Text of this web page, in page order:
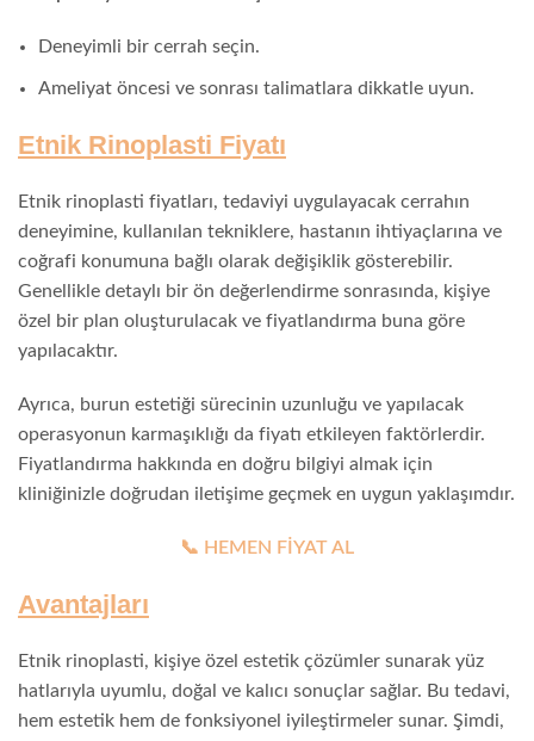
Deneyimli bir cerrah seçin.
Ameliyat öncesi ve sonrası talimatlara dikkatle uyun.
Etnik Rinoplasti Fiyatı
Etnik rinoplasti fiyatları, tedaviyi uygulayacak cerrahın
deneyimine, kullanılan tekniklere, hastanın ihtiyaçlarına ve
coğrafi konumuna bağlı olarak değişiklik gösterebilir.
Genellikle detaylı bir ön değerlendirme sonrasında, kişiye
özel bir plan oluşturulacak ve fiyatlandırma buna göre
yapılacaktır.
Ayrıca, burun estetiği sürecinin uzunluğu ve yapılacak
operasyonun karmaşıklığı da fiyatı etkileyen faktörlerdir.
Fiyatlandırma hakkında en doğru bilgiyi almak için
kliniğinizle doğrudan iletişime geçmek en uygun yaklaşımdır.
📞 HEMEN FİYAT AL
Avantajları
Etnik rinoplasti, kişiye özel estetik çözümler sunarak yüz
hatlarıyla uyumlu, doğal ve kalıcı sonuçlar sağlar. Bu tedavi,
hem estetik hem de fonksiyonel iyileştirmeler sunar. Şimdi,